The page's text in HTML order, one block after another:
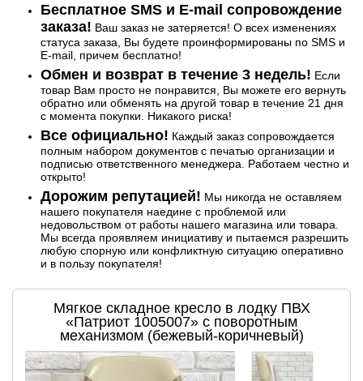
Бесплатное SMS и E-mail сопровождение
заказа! Ваш заказ не затеряется! О всех изменениях
статуса заказа, Вы будете проинформированы по SMS и
E-mail, причем бесплатно!
Обмен и возврат в течение 3 недель! Если
товар Вам просто не понравится, Вы можете его вернуть
обратно или обменять на другой товар в течение 21 дня
с момента покупки. Никакого риска!
Все официально! Каждый заказ сопровождается
полным набором документов с печатью организации и
подписью ответственного менеджера. Работаем честно и
открыто!
Дорожим репутацией! Мы никогда не оставляем
нашего покупателя наедине с проблемой или
недовольством от работы нашего магазина или товара.
Мы всегда проявляем инициативу и пытаемся разрешить
любую спорную или конфликтную ситуацию оперативно
и в пользу покупателя!
Мягкое складное кресло в лодку ПВХ
«Патриот 1005007» с поворотным
механизмом (бежевый-коричневый)